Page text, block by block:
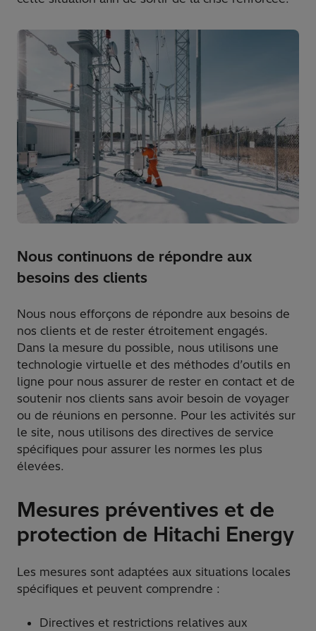
Nous continuons de répondre aux
besoins des clients
Nous nous efforçons de répondre aux besoins de
nos clients et de rester étroitement engagés.
Dans la mesure du possible, nous utilisons une
technologie virtuelle et des méthodes d’outils en
ligne pour nous assurer de rester en contact et de
soutenir nos clients sans avoir besoin de voyager
ou de réunions en personne. Pour les activités sur
le site, nous utilisons des directives de service
spécifiques pour assurer les normes les plus
élevées.
Mesures préventives et de
protection de Hitachi Energy
Les mesures sont adaptées aux situations locales
spécifiques et peuvent comprendre :
Directives et restrictions relatives aux